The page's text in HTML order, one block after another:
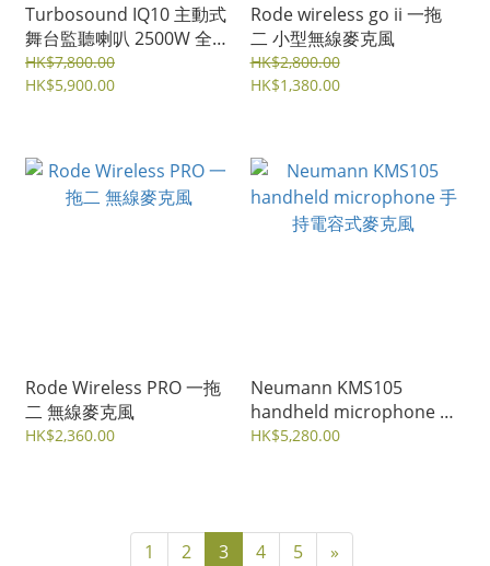
Turbosound IQ10 主動式
舞台監聽喇叭 2500W 全頻
音箱
HK$7,800.00
HK$5,900.00
Rode wireless go ii 一拖
二 小型無線麥克風
HK$2,800.00
HK$1,380.00
Rode Wireless PRO 一拖
二 無線麥克風
HK$2,360.00
Neumann KMS105
handheld microphone 手
持電容式麥克風
HK$5,280.00
1 2 3 4 5 »